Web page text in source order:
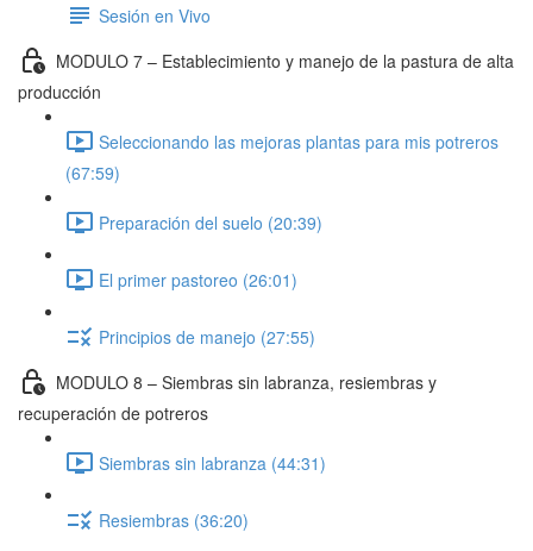
Sesión en Vivo
MODULO 7 – Establecimiento y manejo de la pastura de alta
producción
Seleccionando las mejoras plantas para mis potreros
(67:59)
Preparación del suelo (20:39)
El primer pastoreo (26:01)
Principios de manejo (27:55)
MODULO 8 – Siembras sin labranza, resiembras y
recuperación de potreros
Siembras sin labranza (44:31)
Resiembras (36:20)